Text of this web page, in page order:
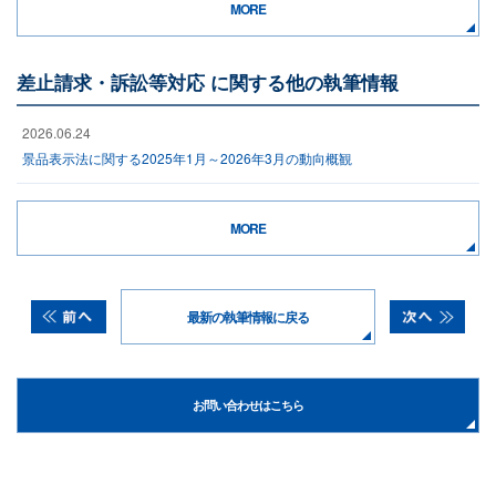
MORE
差止請求・訴訟等対応 に関する他の執筆情報
2026.06.24
景品表示法に関する2025年1月～2026年3月の動向概観
MORE
最新の執筆情報に戻る
お問い合わせはこちら